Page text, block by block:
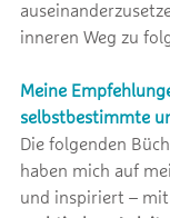
inneren Weg zu
Meine
selbstbestimmte
Die folgenden
haben mich auf
und inspiriert – mit